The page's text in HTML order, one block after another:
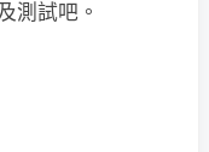
測試吧。